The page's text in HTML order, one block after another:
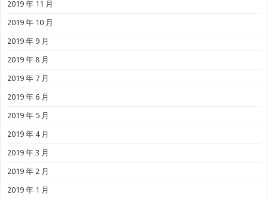
2019 年 11 月
2019 年 10 月
2019 年 9 月
2019 年 8 月
2019 年 7 月
2019 年 6 月
2019 年 5 月
2019 年 4 月
2019 年 3 月
2019 年 2 月
2019 年 1 月